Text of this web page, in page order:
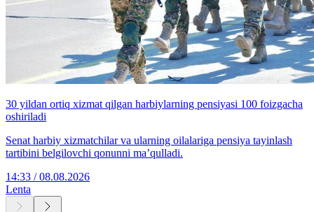
30 yildan ortiq xizmat qilgan harbiylarning pensiyasi 100 foizgacha
oshiriladi
Senat harbiy xizmatchilar va ularning oilalariga pensiya tayinlash
tartibini belgilovchi qonunni ma’qulladi.
14:33 / 08.08.2026
Lenta